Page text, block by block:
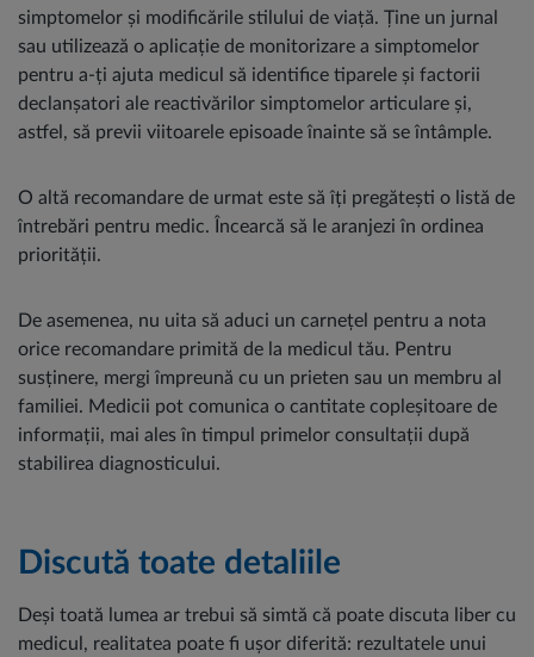
simptomelor și modificările stilului de viață. Ține un jurnal
sau utilizează o aplicație de monitorizare a simptomelor
pentru a-ți ajuta medicul să identifice tiparele și factorii
declanșatori ale reactivărilor simptomelor articulare și,
astfel, să previi viitoarele episoade înainte să se întâmple.
O altă recomandare de urmat este să îți pregătești o listă de
întrebări pentru medic. Încearcă să le aranjezi în ordinea
priorității.
De asemenea, nu uita să aduci un carnețel pentru a nota
orice recomandare primită de la medicul tău. Pentru
susținere, mergi împreună cu un prieten sau un membru al
familiei. Medicii pot comunica o cantitate copleșitoare de
informații, mai ales în timpul primelor consultații după
stabilirea diagnosticului.
Discută toate detaliile
Deși toată lumea ar trebui să simtă că poate discuta liber cu
medicul, realitatea poate fi ușor diferită: rezultatele unui